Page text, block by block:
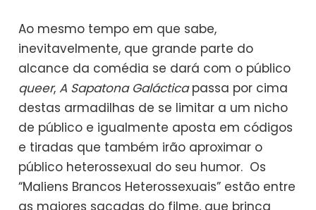
Ao mesmo tempo em que sabe,
inevitavelmente, que grande parte do
alcance da comédia se dará com o público
queer,A Sapatona Galácticapassa por cima
destas armadilhas de se limitar a um nicho
de público e igualmente aposta em códigos
e tiradas que também irão aproximar o
público heterossexual do seu humor. Os
“Maliens Brancos Heterossexuais” estão entre